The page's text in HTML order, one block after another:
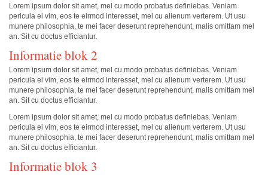
Lorem ipsum dolor sit amet, mel cu modo probatus definiebas. Veniam
pericula ei vim, eos te eirmod interesset, mel cu alienum verterem. Ut usu
munere philosophia, te mei facer deserunt reprehendunt, malis omittam mel
an. Sit cu doctus efficiantur.
Informatie blok 2
Lorem ipsum dolor sit amet, mel cu modo probatus definiebas. Veniam
pericula ei vim, eos te eirmod interesset, mel cu alienum verterem. Ut usu
munere philosophia, te mei facer deserunt reprehendunt, malis omittam mel
an. Sit cu doctus efficiantur.
Lorem ipsum dolor sit amet, mel cu modo probatus definiebas. Veniam
pericula ei vim, eos te eirmod interesset, mel cu alienum verterem. Ut usu
munere philosophia, te mei facer deserunt reprehendunt, malis omittam mel
an. Sit cu doctus efficiantur.
Informatie blok 3